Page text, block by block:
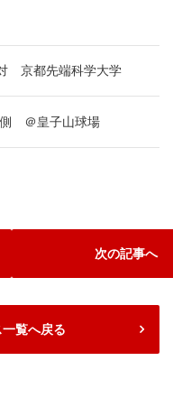
京都先端科学大学
＠皇子山球場
次の記事へ
覧へ戻る